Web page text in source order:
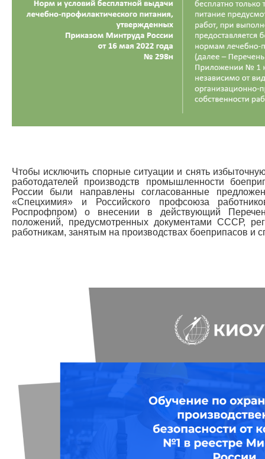
Чтобы исключить спорные ситуации и снять
работодателей производств промышленности
России были направлены согласованные
«Спецхимия» и Российского профсоюза
Роспрофпром) о внесении в действующий
положений, предусмотренных документами СССР,
работникам, занятым на производствах боеприпасов и